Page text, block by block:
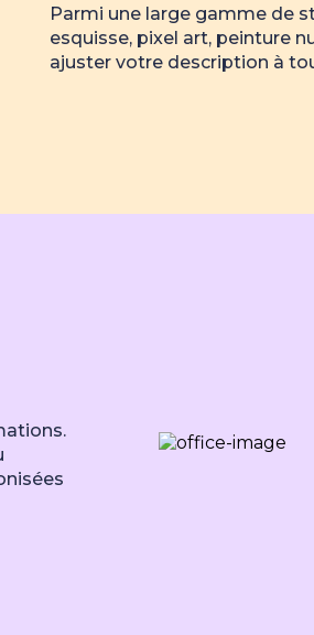
Parmi une large gamme de
esquisse, pixel art, peinture
ajuster votre description à